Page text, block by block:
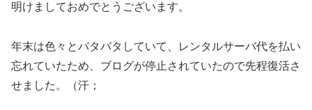
明けましておめでとうございます。
年末は色々とバタバタしていて、レンタルサーバ代を払い
忘れていたため、ブログが停止されていたので先程復活さ
せました。（汗；